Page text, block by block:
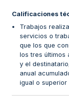
Calificaciones
Trabajos
servicios o
que los que
los tres últimos
y el
anual
igual o superior